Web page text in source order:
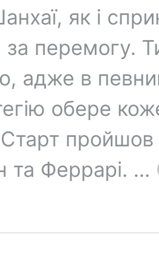
як і
за перемогу.
адже в
обере
пройшов
та Феррарі. …